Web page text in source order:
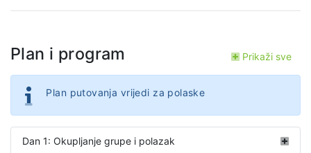
Plan i program Prikaži sve
Plan putovanja vrijedi za polaske
Dan 1: Okupljanje grupe i polazak